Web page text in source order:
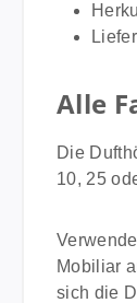
Alle
Die
10, 25
Mobiliar
sich die